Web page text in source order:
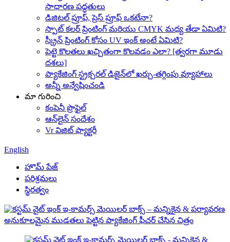
సాధారణ పద్ధతులు
డిజిటల్ ప్రూఫ్, ప్రెస్ ప్రూఫ్ ఒకటేనా?
స్పాట్ కలర్ ప్రింటింగ్ మరియు CMYK మధ్య తేడా ఏమిటి?
స్క్రీన్ ప్రింటింగ్ కోసం UV ఇంక్ అంటే ఏమిటి?
పెట్టె కొలతలు ఖచ్చితంగా కొలవడం ఎలా? [త్వరగా మూడు
దశలు]
ప్యాకేజింగ్ స్ట్రక్చరల్ డిజైన్‌లో ఖర్చు-తగ్గింపు వ్యూహాలు
అన్నీ అన్వేషించండి
మా గురించి
కంపెనీ ప్రొఫైల్
ఆన్‌లైన్ సందేశం
Vr విజిట్ ఫ్యాక్టరీ
English
హొమ్ పేజ్
పరిశ్రమలు
స్థిరత్వం